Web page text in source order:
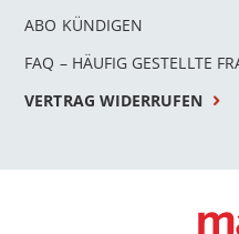
ABO KÜNDIGEN
FAQ – HÄUFIG GESTELLTE
VERTRAG WIDERRUFEN